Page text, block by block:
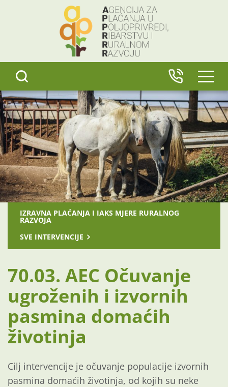
IZRAVNA PLAĆANJA I IAKS MJERE RURALNOG
RAZVOJA
SVE INTERVENCIJE
70.03. AEC Očuvanje
ugroženih i izvornih
pasmina domaćih
životinja
Cilj intervencije je očuvanje populacije izvornih
pasmina domaćih životinja, od kojih su neke